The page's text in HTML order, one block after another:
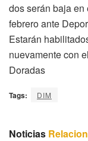
dos serán baja
febrero ante
Estarán
nuevamente con
Doradas
Tags: DIM
Noticias